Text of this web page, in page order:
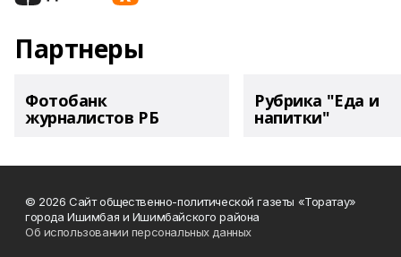
Партнеры
Фотобанк
журналистов РБ
Рубрика "Еда и
напитки"
© 2026 Сайт общественно-политической газеты «Торатау»
города Ишимбая и Ишимбайского района
Об использовании персональных данных